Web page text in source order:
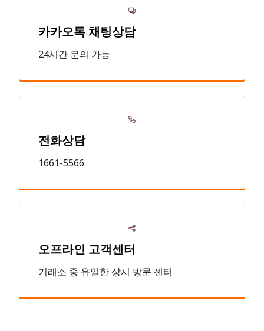
카카오톡 채팅상담
24시간 문의 가능
전화상담
1661-5566
오프라인 고객센터
거래소 중 유일한 상시 방문 센터